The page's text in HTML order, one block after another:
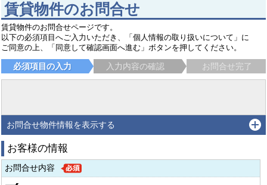
賃貸物件のお問合せ
賃貸物件のお問合せページです。
以下の必須項目へご入力いただき、「個人情報の取り扱いについて」に
ご同意の上、「同意して確認画面へ進む」ボタンを押してください。
必須項目の入力 入力内容の確認 お問合せ完了
お問合せ物件情報を表示する
お客様の情報
お問合せ内容